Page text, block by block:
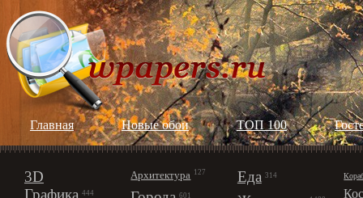
Главная Новые обои ТОП 100
3D
Графика 444
Архитектура 127
601
Еда 314